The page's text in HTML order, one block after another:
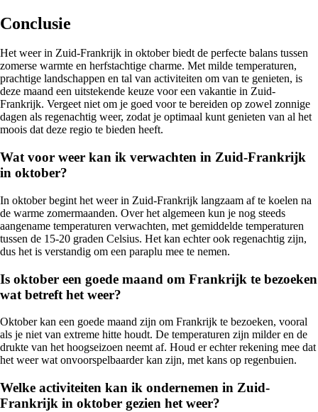
Conclusie
Het weer in Zuid-Frankrijk in oktober biedt de perfecte balans tussen
zomerse warmte en herfstachtige charme. Met milde temperaturen,
prachtige landschappen en tal van activiteiten om van te genieten, is
deze maand een uitstekende keuze voor een vakantie in Zuid-
Frankrijk. Vergeet niet om je goed voor te bereiden op zowel zonnige
dagen als regenachtig weer, zodat je optimaal kunt genieten van al het
moois dat deze regio te bieden heeft.
Wat voor weer kan ik verwachten in Zuid-Frankrijk
in oktober?
In oktober begint het weer in Zuid-Frankrijk langzaam af te koelen na
de warme zomermaanden. Over het algemeen kun je nog steeds
aangename temperaturen verwachten, met gemiddelde temperaturen
tussen de 15-20 graden Celsius. Het kan echter ook regenachtig zijn,
dus het is verstandig om een paraplu mee te nemen.
Is oktober een goede maand om Frankrijk te bezoeken
wat betreft het weer?
Oktober kan een goede maand zijn om Frankrijk te bezoeken, vooral
als je niet van extreme hitte houdt. De temperaturen zijn milder en de
drukte van het hoogseizoen neemt af. Houd er echter rekening mee dat
het weer wat onvoorspelbaarder kan zijn, met kans op regenbuien.
Welke activiteiten kan ik ondernemen in Zuid-
Frankrijk in oktober gezien het weer?